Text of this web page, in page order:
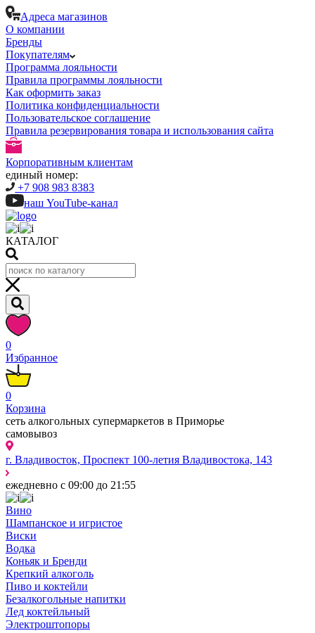
Адреса магазинов
О компании
Бренды
Покупателям
Программа лояльности
Правила программы лояльности
Как оформить заказ
Политика конфиденциальности
Пользовательское соглашение
Правила резервирования товара и использования сайта
Корпоративным клиентам
единый номер:
+7 908 983 8383
наш YouTube-канал
КАТАЛОГ
0
Избранное
0
Корзина
сеть алкогольных супермаркетов в Приморье
самовывоз
г. Владивосток, Проспект 100-летия Владивостока, 143
ежедневно с 09:00 до 21:55
Вино
Шампанское и игристое
Виски
Водка
Коньяк и Бренди
Крепкий алкоголь
Пиво и коктейли
Безалкогольные напитки
Лед коктейльный
Электроштопоры